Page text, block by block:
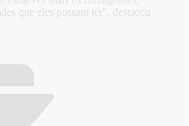
que eles possam ter”, destacou